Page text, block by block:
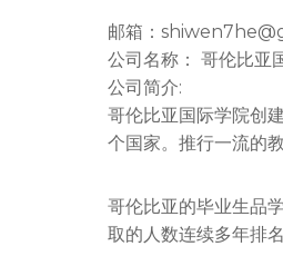
邮箱：
公司名称： 哥伦比
公司简介:
哥伦比亚国际学院创
个国家。推行一流的
哥伦比亚的毕业生品
取的人数连续多年排